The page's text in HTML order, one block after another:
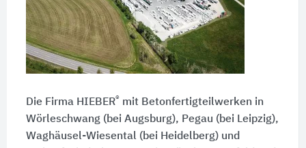
Die Firma HIEBER® mit Betonfertigteilwerken in
Wörleschwang (bei Augsburg), Pegau (bei Leipzig),
Waghäusel-Wiesental (bei Heidelberg) und